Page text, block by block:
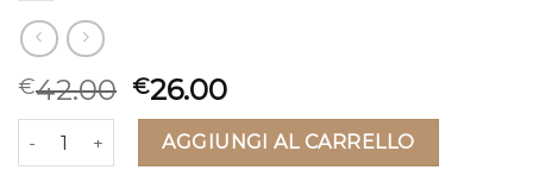
€42.00 €26.00
saint barth borse quantitàAGGIUNGI AL CARRELLO